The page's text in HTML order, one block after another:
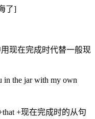
了]
现在完成时代替一般现
in the jar with my own
+现在完成时的从句